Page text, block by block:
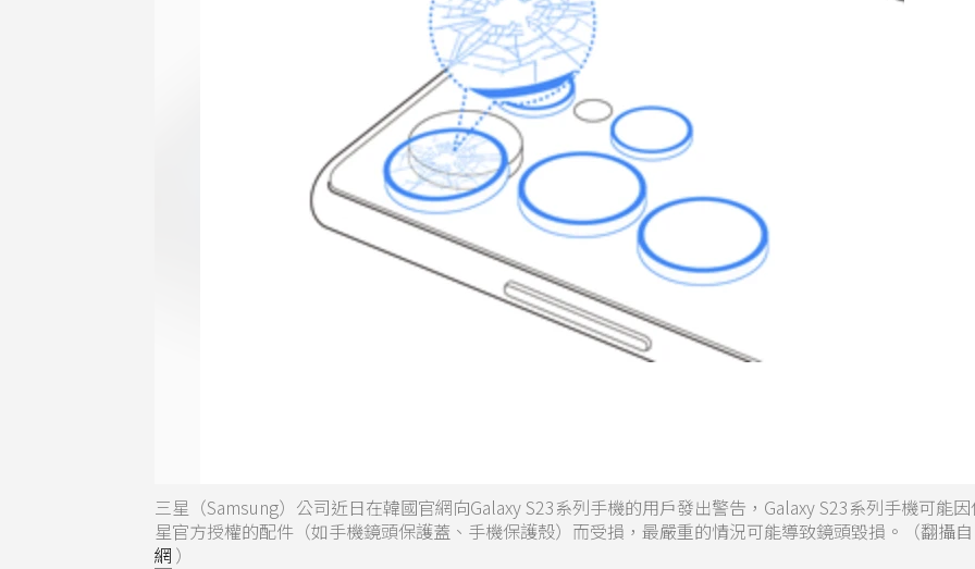
三星（Samsung）公司近日在韓國官網向Galaxy S23系列手機的用戶發出警告，Galaxy S23系列手機可能
星官方授權的配件（如手機鏡頭保護蓋、手機保護殼）而受損，最嚴重的情況可能導致鏡頭毀損。（翻攝自
網 ）